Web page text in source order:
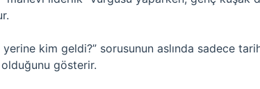
kim geldi?” sorusunun aslında sadece
gösterir.